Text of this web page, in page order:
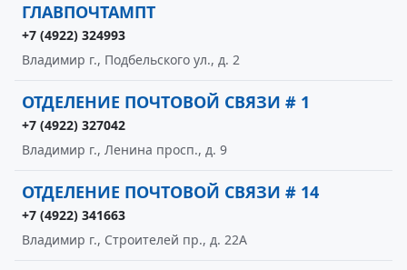
ГЛАВПОЧТАМПТ
+7 (4922) 324993
Владимир г., Подбельского ул., д. 2
ОТДЕЛЕНИЕ ПОЧТОВОЙ СВЯЗИ # 1
+7 (4922) 327042
Владимир г., Ленина просп., д. 9
ОТДЕЛЕНИЕ ПОЧТОВОЙ СВЯЗИ # 14
+7 (4922) 341663
Владимир г., Строителей пр., д. 22А